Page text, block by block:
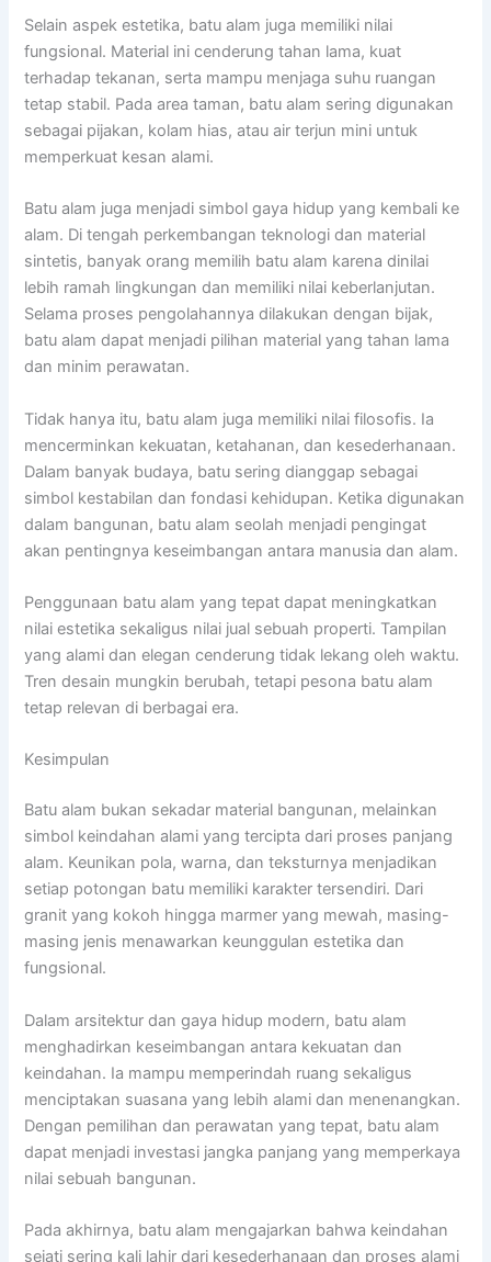
Selain aspek estetika, batu alam juga memiliki nilai
fungsional. Material ini cenderung tahan lama, kuat
terhadap tekanan, serta mampu menjaga suhu ruangan
tetap stabil. Pada area taman, batu alam sering digunakan
sebagai pijakan, kolam hias, atau air terjun mini untuk
memperkuat kesan alami.
Batu alam juga menjadi simbol gaya hidup yang kembali ke
alam. Di tengah perkembangan teknologi dan material
sintetis, banyak orang memilih batu alam karena dinilai
lebih ramah lingkungan dan memiliki nilai keberlanjutan.
Selama proses pengolahannya dilakukan dengan bijak,
batu alam dapat menjadi pilihan material yang tahan lama
dan minim perawatan.
Tidak hanya itu, batu alam juga memiliki nilai filosofis. Ia
mencerminkan kekuatan, ketahanan, dan kesederhanaan.
Dalam banyak budaya, batu sering dianggap sebagai
simbol kestabilan dan fondasi kehidupan. Ketika digunakan
dalam bangunan, batu alam seolah menjadi pengingat
akan pentingnya keseimbangan antara manusia dan alam.
Penggunaan batu alam yang tepat dapat meningkatkan
nilai estetika sekaligus nilai jual sebuah properti. Tampilan
yang alami dan elegan cenderung tidak lekang oleh waktu.
Tren desain mungkin berubah, tetapi pesona batu alam
tetap relevan di berbagai era.
Kesimpulan
Batu alam bukan sekadar material bangunan, melainkan
simbol keindahan alami yang tercipta dari proses panjang
alam. Keunikan pola, warna, dan teksturnya menjadikan
setiap potongan batu memiliki karakter tersendiri. Dari
granit yang kokoh hingga marmer yang mewah, masing-
masing jenis menawarkan keunggulan estetika dan
fungsional.
Dalam arsitektur dan gaya hidup modern, batu alam
menghadirkan keseimbangan antara kekuatan dan
keindahan. Ia mampu memperindah ruang sekaligus
menciptakan suasana yang lebih alami dan menenangkan.
Dengan pemilihan dan perawatan yang tepat, batu alam
dapat menjadi investasi jangka panjang yang memperkaya
nilai sebuah bangunan.
Pada akhirnya, batu alam mengajarkan bahwa keindahan
sejati sering kali lahir dari kesederhanaan dan proses alami